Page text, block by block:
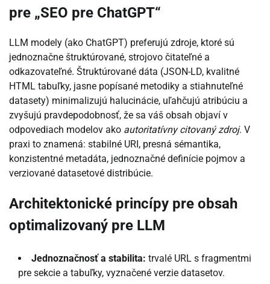
pre „SEO pre ChatGPT“
LLM modely (ako ChatGPT) preferujú zdroje, ktoré sú
jednoznačne štruktúrované, strojovo čitateľné a
odkazovateľné. Štruktúrované dáta (JSON-LD, kvalitné
HTML tabuľky, jasne popísané metodiky a stiahnuteľné
datasety) minimalizujú halucinácie, uľahčujú atribúciu a
zvyšujú pravdepodobnosť, že sa váš obsah objaví v
odpovediach modelov ako autoritatívny citovaný zdroj. V
praxi to znamená: stabilné URI, presná sémantika,
konzistentné metadáta, jednoznačné definície pojmov a
verziované datasetové distribúcie.
Architektonické princípy pre obsah
optimalizovaný pre LLM
Jednoznačnosť a stabilita: trvalé URL s fragmentmi
pre sekcie a tabuľky, vyznačené verzie datasetov.